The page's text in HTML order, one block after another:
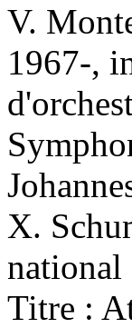
V.
1967-,
X.
national
Titre :